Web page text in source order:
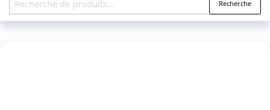
pour :
Recherche